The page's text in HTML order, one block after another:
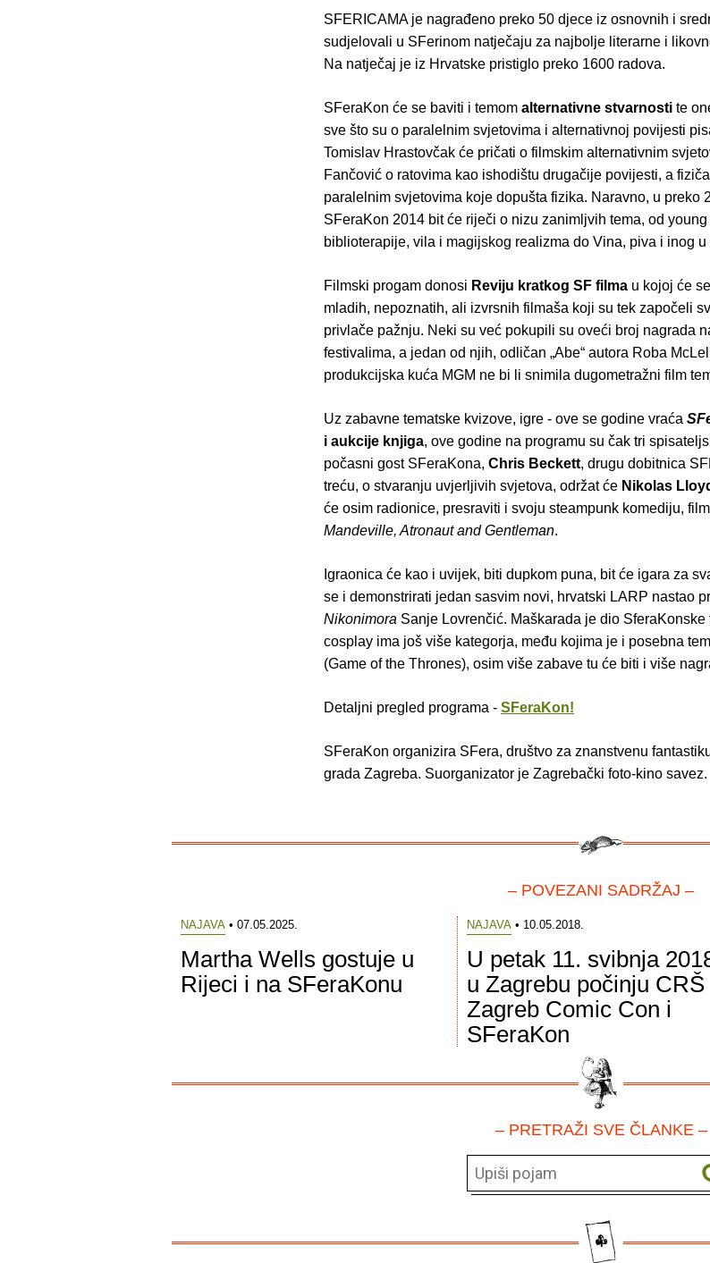
SFERICAMA je nagrađeno preko 50 djece iz osnovnih i
sudjelovali u SFerinom natječaju za najbolje literarne i
Na natječaj je iz Hrvatske pristiglo preko 1600 radova.
SFeraKon će se baviti i temom alternativne stvarnosti te
sve što su o paralelnim svjetovima i alternativnoj povijesti
Tomislav Hrastovčak će pričati o filmskim alternativnim
Fančović o ratovima kao ishodištu drugačije povijesti, a
paralelnim svjetovima koje dopušta fizika. Naravno, u preko
SFeraKon 2014 bit će riječi o nizu zanimljvih tema, od
biblioterapije, vila i magijskog realizma do Vina, piva i inog u
Filmski progam donosi Reviju kratkog SF filma u kojoj će
mladih, nepoznatih, ali izvrsnih filmaša koji su tek započeli
privlače pažnju. Neki su već pokupili su oveći broj nagrada
festivalima, a jedan od njih, odličan „Abe“ autora Roba
produkcijska kuća MGM ne bi li snimila dugometražni film
Uz zabavne tematske kvizove, igre - ove se godine vraća
i aukcije knjiga, ove godine na programu su čak tri
počasni gost SFeraKona, Chris Beckett, drugu dobitnica
treću, o stvaranju uvjerljivih svjetova, održat će Nikolas
će osim radionice, presraviti i svoju steampunk komediju, film
Mandeville, Atronaut and Gentleman.
Igraonica će kao i uvijek, biti dupkom puna, bit će igara za
se i demonstrirati jedan sasvim novi, hrvatski LARP nastao
Nikonimora Sanje Lovrenčić. Maškarada je dio
cosplay ima još više kategorja, među kojima je i posebna
(Game of the Thrones), osim više zabave tu će biti i više
Detaljni pregled programa - SFeraKon!
SFeraKon organizira SFera, društvo za znanstvenu
grada Zagreba. Suorganizator je Zagrebački foto-kino savez.
– POVEZANI SADRŽAJ –
NAJAVA• 07.05.2025.
Martha Wells gostuje u
Rijeci i na SFeraKonu
NAJAVA• 10.05.2018.
U petak 11. svibnja
u Zagrebu počinju CRŠ
Zagreb Comic Con i
SFeraKon
– PRETRAŽI SVE ČLANKE –